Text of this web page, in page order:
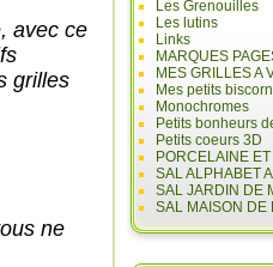
avec ce
grilles
ne
Les Grenouilles
Les lutins
Links
MARQUES
MES GRILLES A
Mes petits
Monochromes
Petits bonheurs
Petits coeurs 3D
PORCELAINE
SAL ALPHABET
SAL JARDIN DE
SAL MAISON DE